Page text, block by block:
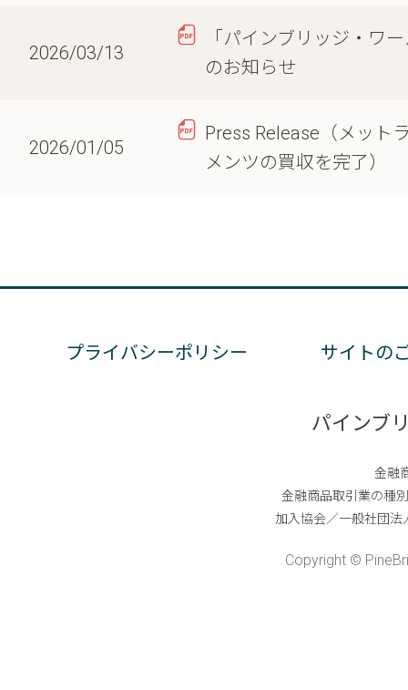
2026/03/13
「パインブリッジ・ワ
のお知らせ
2026/01/05
Press Release（メット
メンツの買収を完了）
プライバシーポリシー サイトの
パインブ
金融
金融商品取引業の種
加入協会／一般社団
Copyright ©